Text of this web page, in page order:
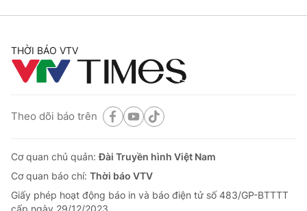
THỜI BÁO VTV
Theo dõi báo trên
Cơ quan chủ quản:Đài Truyền hình Việt Nam
Cơ quan báo chí: Thời báo VTV
Giấy phép hoạt động báo in và báo điện tử số 483/GP-BTTTT
cấp ngày 29/12/2023